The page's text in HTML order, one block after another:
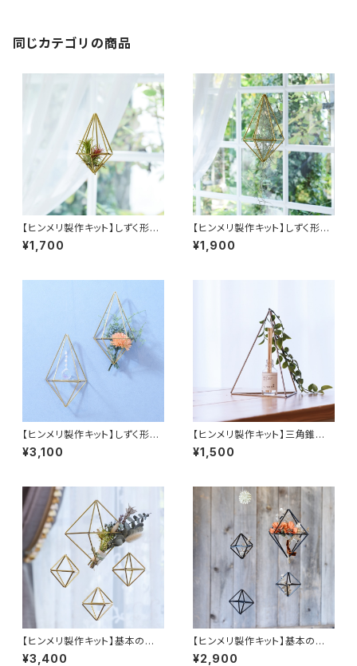
同じカテゴリの商品
【ヒンメリ製作キット】しずく形
（Ｓ）吊り下げタイプ 真鍮製
¥1,700
【ヒンメリ製作キット】しずく形
（M）吊り下げタイプ 真鍮製
¥1,900
【ヒンメリ製作キット】しずく形壁
掛けタイプ 真鍮製
¥3,100
【ヒンメリ製作キット】三角錐
（Ｍ）ステンレス製
¥1,500
【ヒンメリ製作キット】基本の正
八面体セット 真鍮製
¥3,400
【ヒンメリ製作キット】基本の正
八面体セット 黒アルマイト製
¥2,900